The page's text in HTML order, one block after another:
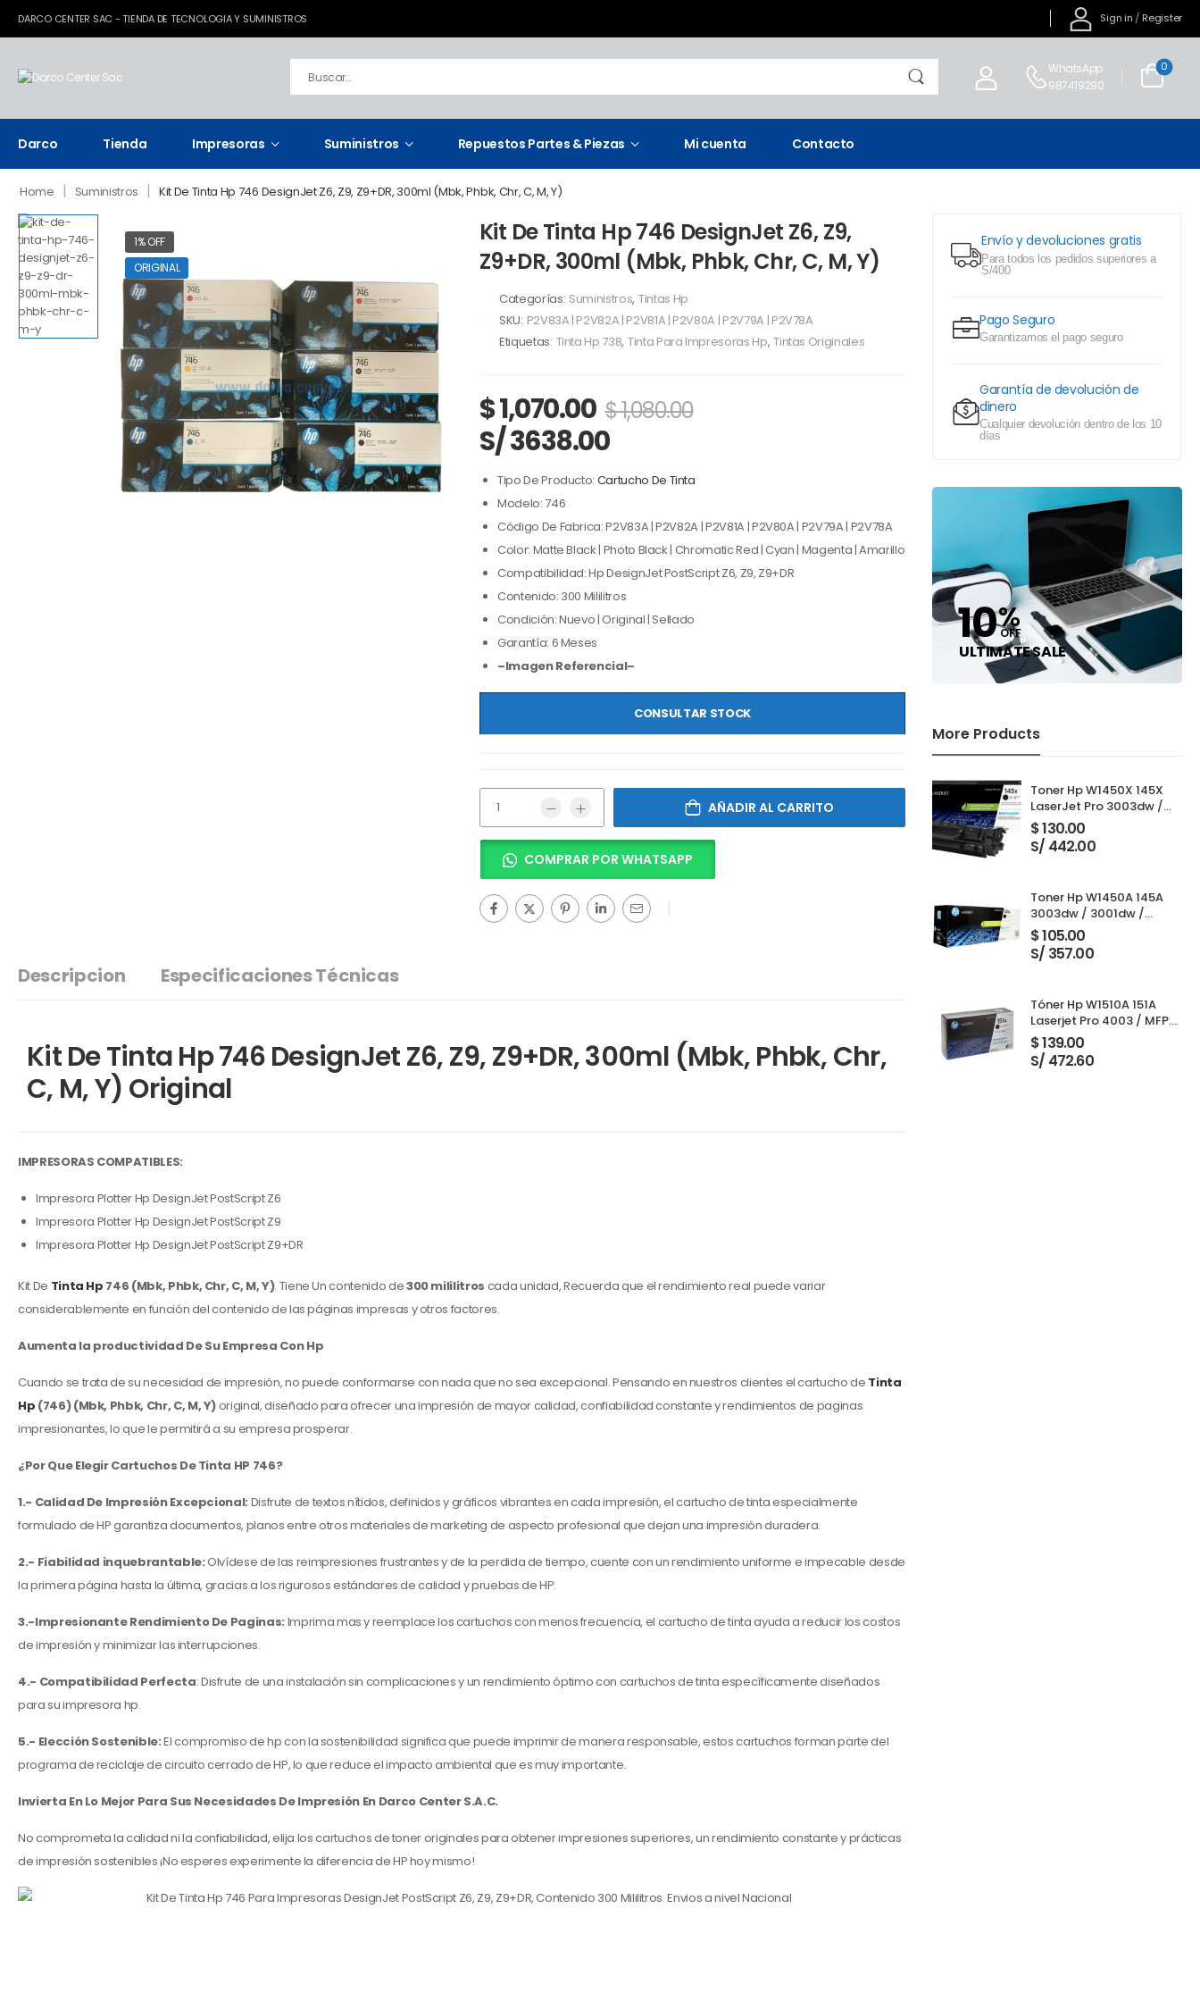
DARCO CENTER SAC - TIENDA DE TECNOLOGIA Y SUMINISTROS Sign in / Register
WhatsApp
987419290
0
Darco Tienda Impresoras Suministros Repuestos Partes & Piezas Mi cuenta Contacto
Home | Suministros | Kit De Tinta Hp 746 DesignJet Z6, Z9, Z9+DR, 300ml (Mbk, Phbk, Chr, C, M, Y)
Envío y devoluciones gratis
Para todos los pedidos superiores a
S/400
Pago Seguro
Garantizamos el pago seguro
Garantía de devolución de
dinero
Cualquier devolución dentro de los 10
días
10%
OFF
ULTIMATE SALE
More Products
Toner Hp W1450X 145X
LaserJet Pro 3003dw /
3001dw / 3001dwe /
3101fdw / 3103fdw Black
$130.00
S/ 442.00
Toner Hp W1450A 145A
3003dw / 3001dw /
3001dwe / 3101fdw /
3103fdw Black 1,700
Paginas
$105.00
S/ 357.00
Tóner Hp W1510A 151A
Laserjet Pro 4003 / MFP
4103 Black 3,050 Páginas
$139.00
S/ 472.60
1% OFF
ORIGINAL
Kit De Tinta Hp 746 DesignJet Z6, Z9,
Z9+DR, 300ml (Mbk, Phbk, Chr, C, M, Y)
Categorías: Suministros, Tintas Hp
SKU: P2V83A | P2V82A | P2V81A | P2V80A | P2V79A | P2V78A
Etiquetas: Tinta Hp 738, Tinta Para Impresoras Hp, Tintas Originales
$1,070.00 $1,080.00
S/ 3638.00
Tipo De Producto: Cartucho De Tinta
Modelo: 746
Código De Fabrica: P2V83A | P2V82A | P2V81A | P2V80A | P2V79A | P2V78A
Color: Matte Black | Photo Black | Chromatic Red | Cyan | Magenta | Amarillo
Compatibilidad: Hp DesignJet PostScript Z6, Z9, Z9+DR
Contenido: 300 Mililitros
Condición: Nuevo | Original | Sellado
Garantía: 6 Meses
–Imagen Referencial–
CONSULTAR STOCK
AÑADIR AL CARRITO
COMPRAR POR WHATSAPP
Descripcion Especificaciones Técnicas
Kit De Tinta Hp 746 DesignJet Z6, Z9, Z9+DR, 300ml (Mbk, Phbk, Chr,
C, M, Y) Original
IMPRESORAS COMPATIBLES:
Impresora Plotter Hp DesignJet PostScript Z6
Impresora Plotter Hp DesignJet PostScript Z9
Impresora Plotter Hp DesignJet PostScript Z9+DR
Kit De Tinta Hp 746 (Mbk, Phbk, Chr, C, M, Y). Tiene Un contenido de300 mililitros cada unidad, Recuerda que el rendimiento real puede variar
considerablemente en función del contenido de las páginas impresas y otros factores.
Aumenta la productividad De Su Empresa Con Hp
Cuando se trata de su necesidad de impresión, no puede conformarse con nada que no sea excepcional. Pensando en nuestros clientes el cartucho de Tinta
Hp (746) (Mbk, Phbk, Chr, C, M, Y)original, diseñado para ofrecer una impresión de mayor calidad, confiabilidad constante y rendimientos de paginas
impresionantes, lo que le permitirá a su empresa prosperar.
¿Por Que Elegir Cartuchos De Tinta HP 746?
1.- Calidad De Impresión Excepcional: Disfrute de textos nítidos, definidos y gráficos vibrantes en cada impresión, el cartucho de tinta especialmente
formulado de HP garantiza documentos, planos entre otros materiales de marketing de aspecto profesional que dejan una impresión duradera.
2.- Fiabilidad inquebrantable:Olvídese de las reimpresiones frustrantes y de la perdida de tiempo, cuente con un rendimiento uniforme e impecable desde
la primera página hasta la última, gracias a los rigurosos estándares de calidad y pruebas de HP.
3.-Impresionante Rendimiento De Paginas: Imprima mas y reemplace los cartuchos con menos frecuencia, el cartucho de tinta ayuda a reducir los costos
de impresión y minimizar las interrupciones.
4.- Compatibilidad Perfecta: Disfrute de una instalación sin complicaciones y un rendimiento óptimo con cartuchos de tinta específicamente diseñados
para su impresora hp.
5.- Elección Sostenible:El compromiso de hp con la sostenibilidad significa que puede imprimir de manera responsable, estos cartuchos forman parte del
programa de reciclaje de circuito cerrado de HP, lo que reduce el impacto ambiental que es muy importante.
Invierta En Lo Mejor Para Sus Necesidades De Impresión En Darco Center S.A.C.
No comprometa la calidad ni la confiabilidad, elija los cartuchos de toner originales para obtener impresiones superiores, un rendimiento constante y prácticas
de impresión sostenibles ¡No esperes experimente la diferencia de HP hoy mismo!